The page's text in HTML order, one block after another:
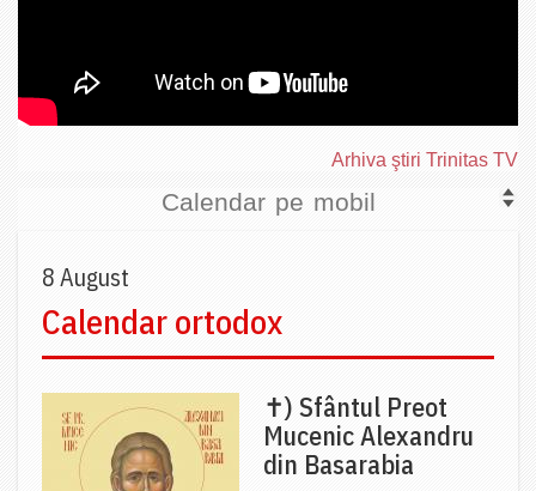
Arhiva ştiri Trinitas TV
Calendar pe mobil
8 August
Calendar ortodox
✝) Sfântul Preot
Mucenic Alexandru
din Basarabia